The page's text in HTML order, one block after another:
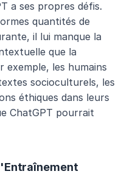
a ses propres défis.
quantités de
il lui manque la
que la
exemple, les humains
socioculturels, les
éthiques dans leurs
ChatGPT pourrait